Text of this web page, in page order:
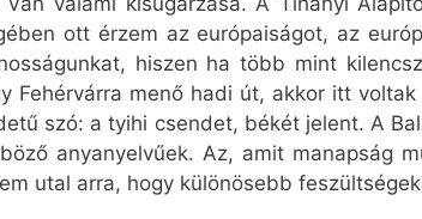
ott érzem az európaiságot, az
hiszen ha több mint
Fehérvárra menő hadi út, akkor itt
szó: a tyihi csendet, békét jelent. A
anyanyelvűek. Az, amit manapság
utal arra, hogy különösebb